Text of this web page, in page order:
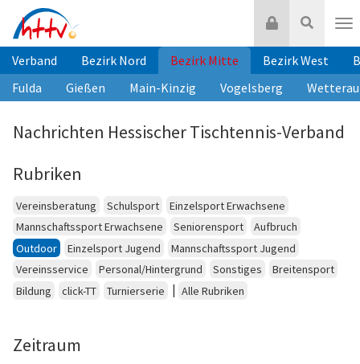
Inhalt
springen
Suche
Login
Verband Bezirk Nord Bezirk Mitte Bezirk West
Fulda
Gießen Main-Kinzig Vogelsberg Wetterau
Nachrichten Hessischer Tischtennis-Verband
Rubriken
Vereinsberatung Schulsport
Einzelsport Erwachsene
Mannschaftssport Erwachsene
Seniorensport
Aufbruch
Outdoor
Einzelsport Jugend
Mannschaftssport Jugend
Vereinsservice
Personal/Hintergrund Sonstiges
Breitensport
Bildung
click-TT Turnierserie | Alle Rubriken
Zeitraum